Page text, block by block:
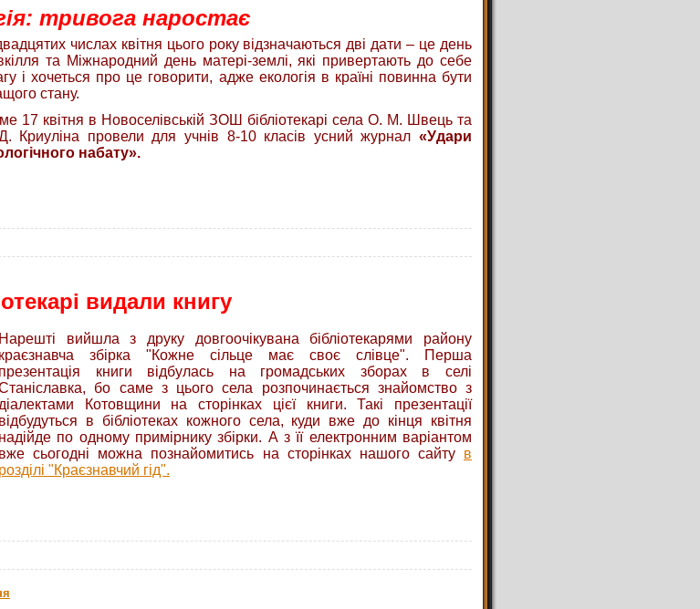
тривога наростає
числах квітня цього року відзначаються дві дати – це день
та Міжнародний день матері-землі, які привертають до себе
і хочеться про це говорити, адже екологія в країні повинна бути
стану.
17 квітня в Новоселівській ЗОШ бібліотекарі села О. М. Швець та
Криуліна провели для учнів 8-10 класів усний журнал «Удари
ічного набату».
видали книгу
Нарешті вийшла з друку довгоочікувана бібліотекарями району
краєзнавча збірка "Кожне сільце має своє слівце". Перша
презентація книги відбулась на громадських зборах в селі
бо саме з цього села розпочинається знайомство з
діалектами Котовщини на сторінках цієї книги. Такі презентації
відбудуться в бібліотеках кожного села, куди вже до кінця квітня
надійде по одному примірнику збірки. А з її електронним варіантом
вже сьогодні можна познайомитись на сторінках нашого сайту в
розділі "Краєзнавчий гід".